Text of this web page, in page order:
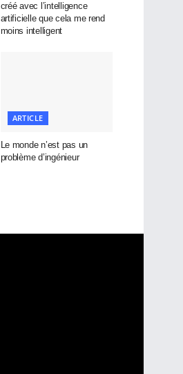
créé avec l’intelligence
artificielle que cela me rend
moins intelligent
ARTICLE
Le monde n’est pas un
problème d’ingénieur